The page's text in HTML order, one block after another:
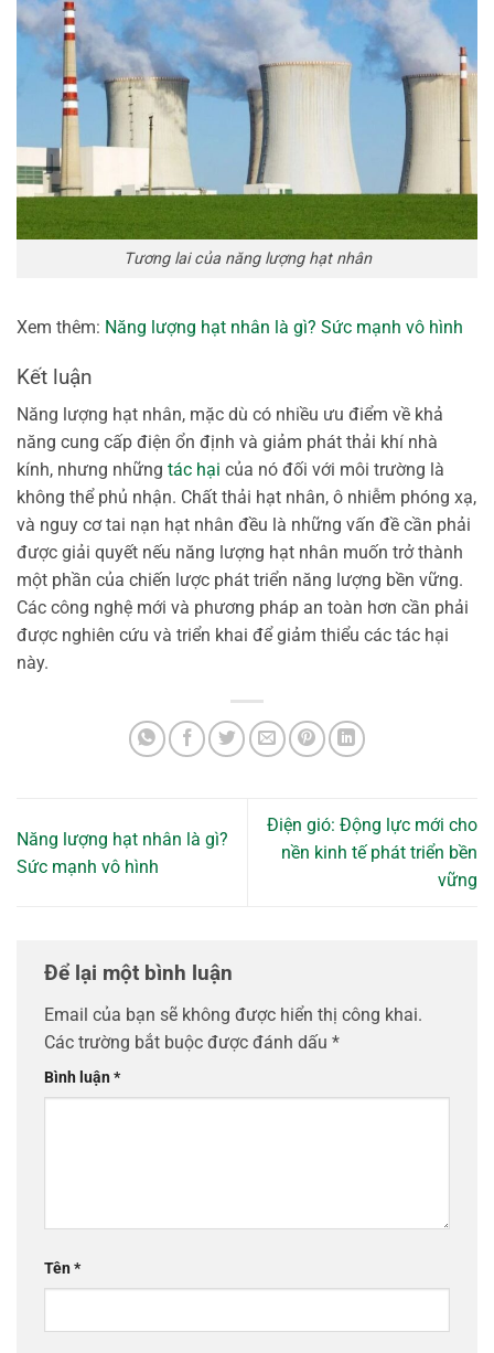
Tương lai của năng lượng hạt nhân
Xem thêm: Năng lượng hạt nhân là gì? Sức mạnh vô hình
Kết luận
Năng lượng hạt nhân, mặc dù có nhiều ưu điểm về khả
năng cung cấp điện ổn định và giảm phát thải khí nhà
kính, nhưng những tác hại của nó đối với môi trường là
không thể phủ nhận. Chất thải hạt nhân, ô nhiễm phóng xạ,
và nguy cơ tai nạn hạt nhân đều là những vấn đề cần phải
được giải quyết nếu năng lượng hạt nhân muốn trở thành
một phần của chiến lược phát triển năng lượng bền vững.
Các công nghệ mới và phương pháp an toàn hơn cần phải
được nghiên cứu và triển khai để giảm thiểu các tác hại
này.
Năng lượng hạt nhân là gì?
Sức mạnh vô hình
Điện gió: Động lực mới cho
nền kinh tế phát triển bền
vững
Để lại một bình luận
Email của bạn sẽ không được hiển thị công khai.
Các trường bắt buộc được đánh dấu *
Bình luận*
Tên*